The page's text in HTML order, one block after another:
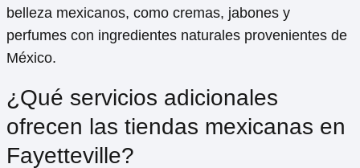
belleza mexicanos, como cremas, jabones y
perfumes con ingredientes naturales provenientes de
México.
¿Qué servicios adicionales
ofrecen las tiendas mexicanas en
Fayetteville?